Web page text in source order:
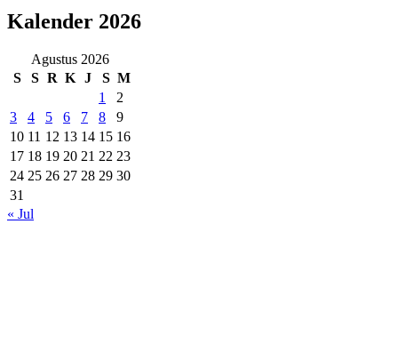
Kalender 2026
Agustus 2026
S
S R K J S M
1
2
3
4 5 6 7 8
9
10 11 12 13 14 15 16
17 18 19 20 21 22 23
24 25 26 27 28 29 30
31
« Jul